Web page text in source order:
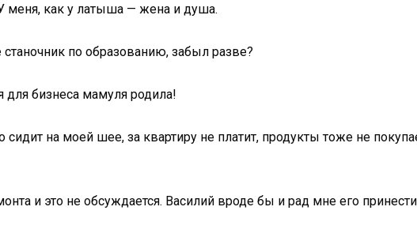
меня, как у латыша — жена и душа.
по образованию, забыл разве?
бизнеса мамуля родила!
на моей шее, за квартиру не платит, продукты тоже не
и это не обсуждается. Василий вроде бы и рад мне его